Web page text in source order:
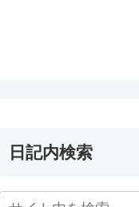
日記内検索